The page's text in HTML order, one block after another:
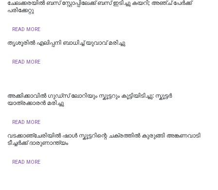
ചേലക്കരയിൽ ബസ് സ്റ്റോപ്പിലേക്ക് ബസ് ഇടിച്ചു കയറി; അഞ്ച് പേര്‍ക്ക്
പരിക്കേറ്റു
READ MORE
തൃശൂരിൽ എലിപ്പനി ബാധിച്ച് യുവാവ് മരിച്ചു
READ MORE
അക്കിക്കാവിൽ ഗുഡ്സ് ലോറിയും സ്കൂട്ടറും കൂട്ടിയിടിച്ചു: സ്കൂട്ടർ
യാത്രക്കാരൻ മരിച്ചു
READ MORE
വടക്കാഞ്ചേരിയിൽ ഷാൾ സ്കൂട്ടറിന്റെ ചക്രത്തിൽ കുരുങ്ങി അങ്കണവാടി
ടീച്ചർക്ക് ദാരുണാന്ത്യം
READ MORE